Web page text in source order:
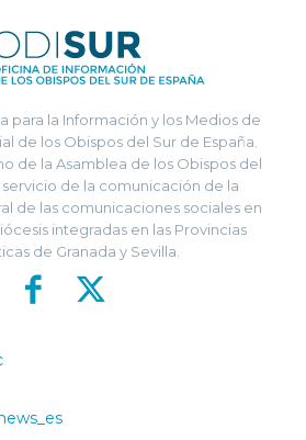
para la Información y los Medios de
de los Obispos del Sur de España.
de la Asamblea de los Obispos del
servicio de la comunicación de la
de las comunicaciones sociales en
integradas en las Provincias
de Granada y Sevilla.